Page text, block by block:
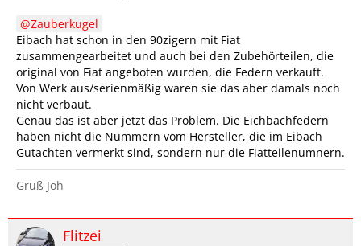
Zauberkugel
Eibach hat schon in den 90zigern mit Fiat
zusammengearbeitet und auch bei den Zubehörteilen, die
original von Fiat angeboten wurden, die Federn verkauft.
Von Werk aus/serienmäßig waren sie das aber damals noch
nicht verbaut.
Genau das ist aber jetzt das Problem. Die Eichbachfedern
haben nicht die Nummern vom Hersteller, die im Eibach
Gutachten vermerkt sind, sondern nur die Fiatteilenumnern.
Gruß Joh
Flitzei